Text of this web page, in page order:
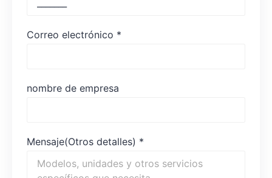
Correo electrónico *
nombre de empresa
Mensaje(Otros detalles) *